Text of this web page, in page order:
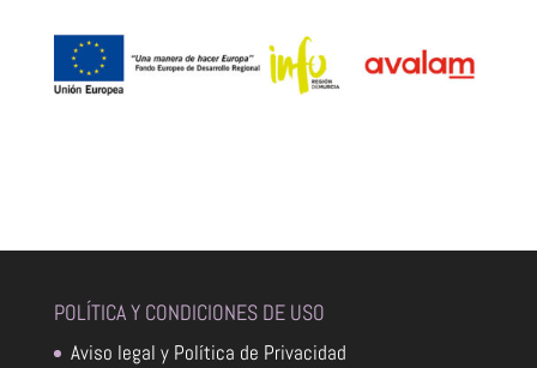
POLÍTICA Y CONDICIONES DE USO
Aviso legal y Política de Privacidad